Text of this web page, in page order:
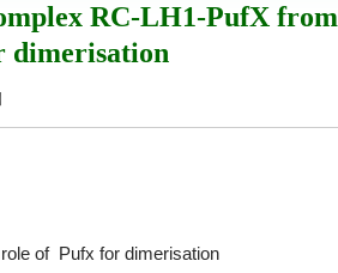
RC-LH1-PufX from
dimerisation
of Pufx for dimerisation